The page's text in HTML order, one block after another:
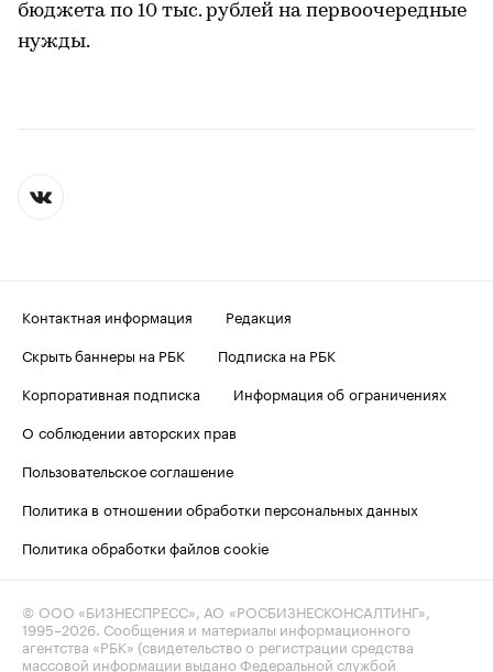
бюджета по 10 тыс. рублей на первоочередные
нужды.
Контактная информация
Редакция
Скрыть баннеры на РБК
Подписка на РБК
Корпоративная подписка
Информация об ограничениях
О соблюдении авторских прав
Пользовательское соглашение
Политика в отношении обработки персональных данных
Политика обработки файлов cookie
© ООО «БИЗНЕСПРЕСС», АО «РОСБИЗНЕСКОНСАЛТИНГ»,
1995–2026. Сообщения и материалы информационного
агентства «РБК» (свидетельство о регистрации средства
массовой информации выдано Федеральной службой